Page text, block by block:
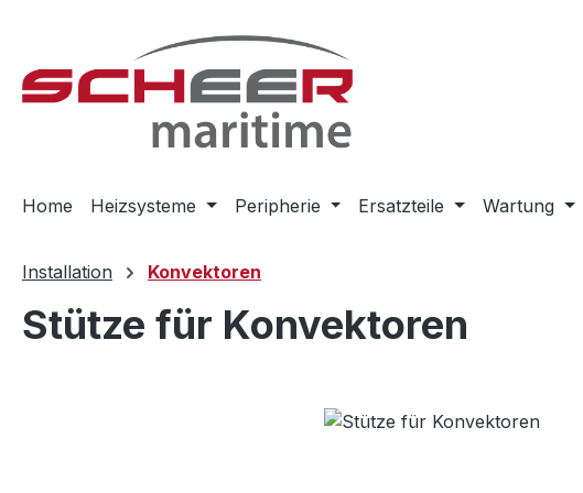
Home Heizsysteme Peripherie Ersatzteile Wartung
Installation Konvektoren
Stütze für Konvektoren